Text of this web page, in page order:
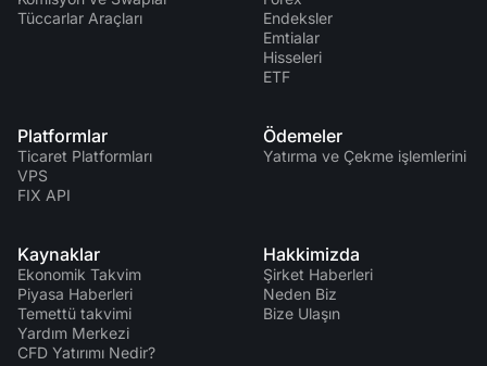
Tüccarlar Araçları
Endeksler
Emtialar
Hisseleri
ETF
Platformlar
Ticaret Platformları
VPS
FIX API
Ödemeler
Yatırma ve Çekme işlemlerini
Kaynaklar
Ekonomik Takvim
Piyasa Haberleri
Temettü takvimi
Yardım Merkezi
CFD Yatırımı Nedir?
Hakkimizda
Şirket Haberleri
Neden Biz
Bize Ulaşın